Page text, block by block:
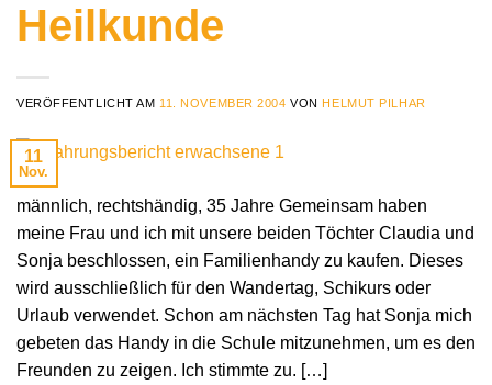
Heilkunde
VERÖFFENTLICHT AM 11. NOVEMBER 2004 VON HELMUT PILHAR
11
Nov.
männlich, rechtshändig, 35 Jahre Gemeinsam haben
meine Frau und ich mit unsere beiden Töchter Claudia und
Sonja beschlossen, ein Familienhandy zu kaufen. Dieses
wird ausschließlich für den Wandertag, Schikurs oder
Urlaub verwendet. Schon am nächsten Tag hat Sonja mich
gebeten das Handy in die Schule mitzunehmen, um es den
Freunden zu zeigen. Ich stimmte zu. […]